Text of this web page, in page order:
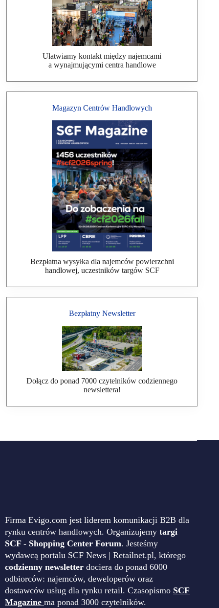
Ułatwiamy kontakt między najemcami
a wynajmującymi centra handlowe
Magazyn Centrów Handlowych
Bezpłatna wysyłka dla najemców powierzchni
handlowej, uczestników targów SCF
Bezpłatny Newsletter
Dołącz do ponad 7000 czytelników codziennego
newslettera!
Firma Evigo.com jest liderem komunikacji B2B dla
rynku centrów handlowych. Organizujemy targi
SCF - Shopping Center Forum. Jesteśmy
wydawcą portalu SCF News | Retailnet.pl, którego
codzienny newsletter dociera do ponad 6000
odbiorców: najemców, deweloperów oraz
dostawców usług dla rynku retail. Czasopismo SCF
Magazine ma ponad 3000 czytelników.